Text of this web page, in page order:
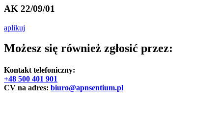
AK 22/09/01
aplikuj
Możesz się również zgłosić przez:
Kontakt telefoniczny:
+48 500 401 901
CV na adres: biuro@apnsentium.pl